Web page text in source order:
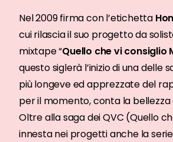
Nel 2009 firma con l’etichetta
cui rilascia il suo progetto da
mixtape “Quello che vi consiglio
questo siglerà l’inizio di una delle
più longeve ed apprezzate del
per il momento, conta la bellezza
Oltre alla saga dei QVC (Quello
innesta nei progetti anche la